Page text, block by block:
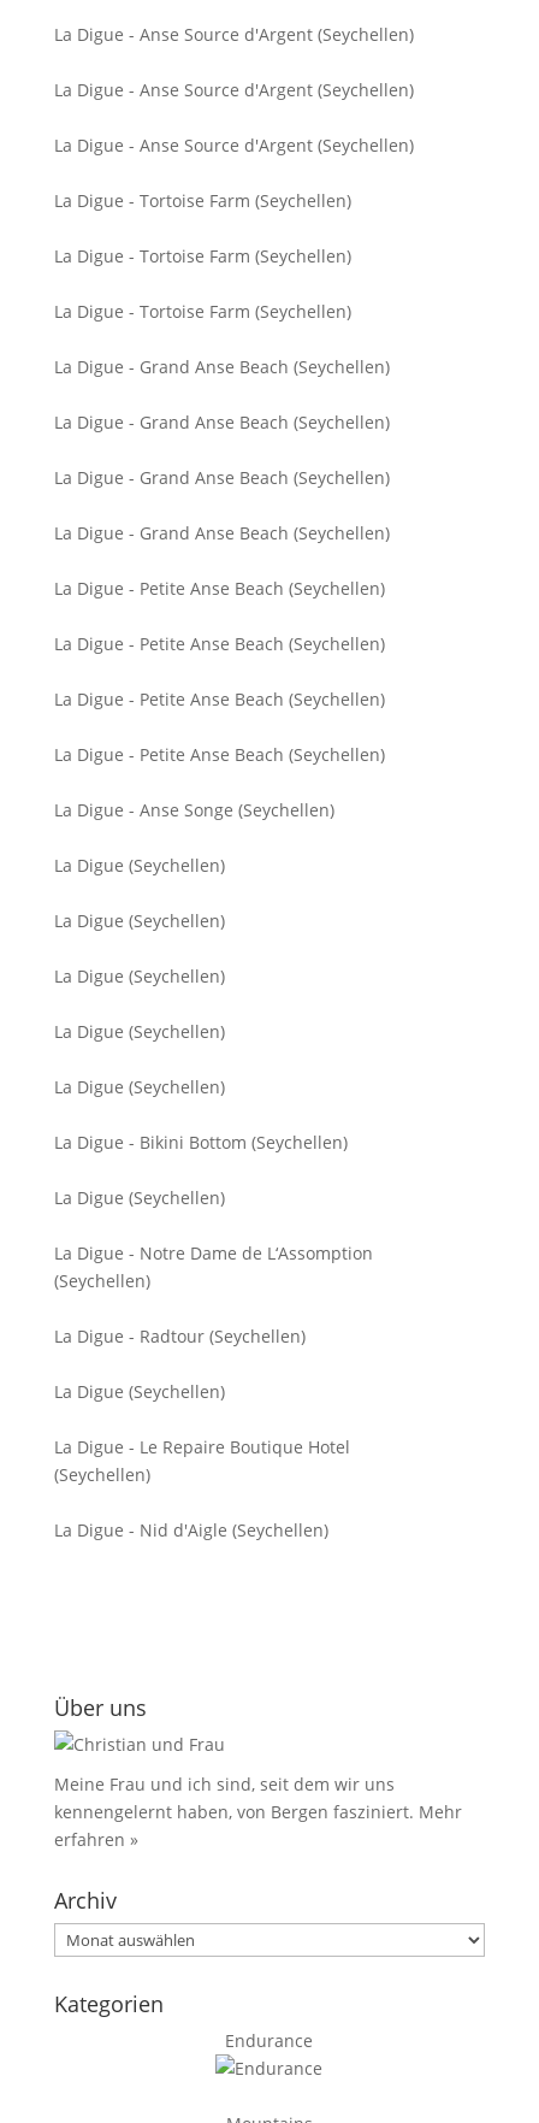
La Digue - Anse Source d'Argent (Seychellen)
La Digue - Anse Source d'Argent (Seychellen)
La Digue - Anse Source d'Argent (Seychellen)
La Digue - Tortoise Farm (Seychellen)
La Digue - Tortoise Farm (Seychellen)
La Digue - Tortoise Farm (Seychellen)
La Digue - Grand Anse Beach (Seychellen)
La Digue - Grand Anse Beach (Seychellen)
La Digue - Grand Anse Beach (Seychellen)
La Digue - Grand Anse Beach (Seychellen)
La Digue - Petite Anse Beach (Seychellen)
La Digue - Petite Anse Beach (Seychellen)
La Digue - Petite Anse Beach (Seychellen)
La Digue - Petite Anse Beach (Seychellen)
La Digue - Anse Songe (Seychellen)
La Digue (Seychellen)
La Digue (Seychellen)
La Digue (Seychellen)
La Digue (Seychellen)
La Digue (Seychellen)
La Digue - Bikini Bottom (Seychellen)
La Digue (Seychellen)
La Digue - Notre Dame de L‘Assomption
(Seychellen)
La Digue - Radtour (Seychellen)
La Digue (Seychellen)
La Digue - Le Repaire Boutique Hotel
(Seychellen)
La Digue - Nid d'Aigle (Seychellen)
Über uns
Meine Frau und ich sind, seit dem wir uns
kennengelernt haben, von Bergen fasziniert. Mehr
erfahren »
Archiv
Archiv
Kategorien
Endurance